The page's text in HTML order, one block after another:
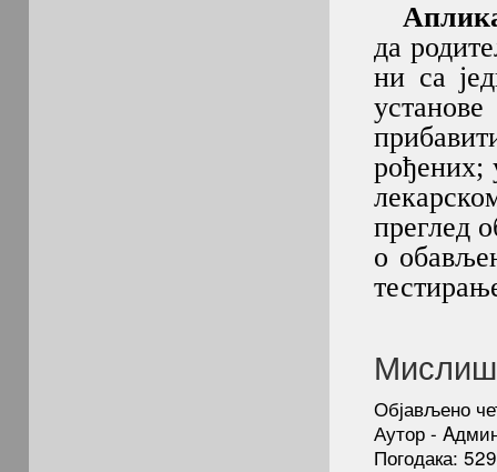
да
ни са
рођених;
преглед
о
Објављено
Аутор -
Погодака: